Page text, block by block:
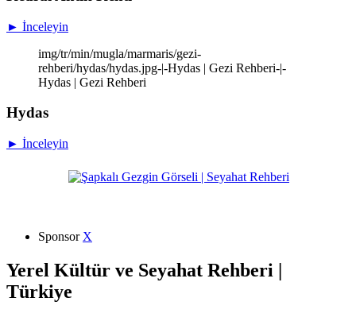
► İnceleyin
img/tr/min/mugla/marmaris/gezi-
rehberi/hydas/hydas.jpg-|-Hydas | Gezi Rehberi-|-
Hydas | Gezi Rehberi
Hydas
► İnceleyin
Sponsor X
Yerel Kültür ve Seyahat Rehberi |
Türkiye